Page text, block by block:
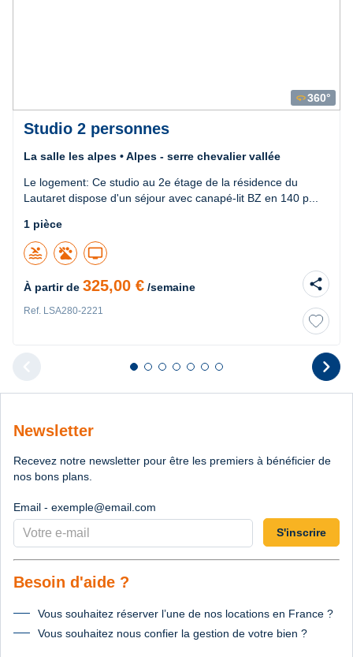
Diapositive
360360°
Studio 2 personnes
La salle les alpes • Alpes - serre chevalier vallée
Le logement: Ce studio au 2e étage de la résidence du
Lautaret dispose d'un séjour avec canapé-lit BZ en 140 p...
1 pièce
pool tv
À partir de 325,00 € /semaine
Ref. LSA280-2221
share
chevron_right
Diapositive 1 sur 7
Diapositive 2 sur 7
Diapositive 3 sur 7
Diapositive 4 sur 7
Diapositive 5 sur 7
Diapositive 6 sur 7
Diapositive 7 sur 7
Newsletter
Recevez notre newsletter pour être les premiers à bénéficier de
nos bons plans.
Email - exemple@email.com
S'inscrire
Besoin d'aide ?
Vous souhaitez réserver l’une de nos locations en France ?
Vous souhaitez nous confier la gestion de votre bien ?